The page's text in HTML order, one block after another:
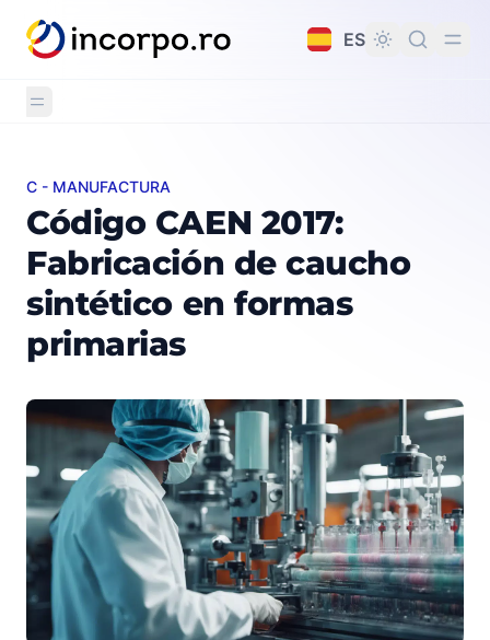
principal
ES
Código CAEN 2017: Fabricación de caucho sintético
C - MANUFACTURA
Código CAEN 2017:
Fabricación de caucho
sintético en formas
primarias